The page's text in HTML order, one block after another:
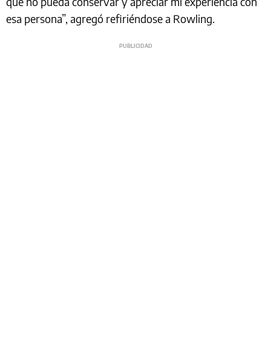
esa persona”, agregó refiriéndose a Rowling.